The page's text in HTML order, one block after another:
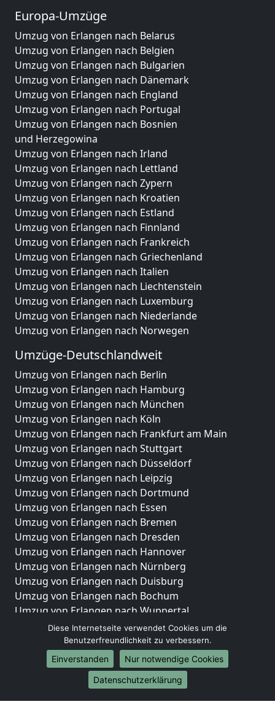
Europa-Umzüge
Umzug von Erlangen nach Belarus
Umzug von Erlangen nach Belgien
Umzug von Erlangen nach Bulgarien
Umzug von Erlangen nach Dänemark
Umzug von Erlangen nach England
Umzug von Erlangen nach Portugal
Umzug von Erlangen nach Bosnien
und Herzegowina
Umzug von Erlangen nach Irland
Umzug von Erlangen nach Lettland
Umzug von Erlangen nach Zypern
Umzug von Erlangen nach Kroatien
Umzug von Erlangen nach Estland
Umzug von Erlangen nach Finnland
Umzug von Erlangen nach Frankreich
Umzug von Erlangen nach Griechenland
Umzug von Erlangen nach Italien
Umzug von Erlangen nach Liechtenstein
Umzug von Erlangen nach Luxemburg
Umzug von Erlangen nach Niederlande
Umzug von Erlangen nach Norwegen
Umzüge-Deutschlandweit
Umzug von Erlangen nach Berlin
Umzug von Erlangen nach Hamburg
Umzug von Erlangen nach München
Umzug von Erlangen nach Köln
Umzug von Erlangen nach Frankfurt am Main
Umzug von Erlangen nach Stuttgart
Umzug von Erlangen nach Düsseldorf
Umzug von Erlangen nach Leipzig
Umzug von Erlangen nach Dortmund
Umzug von Erlangen nach Essen
Umzug von Erlangen nach Bremen
Umzug von Erlangen nach Dresden
Umzug von Erlangen nach Hannover
Umzug von Erlangen nach Nürnberg
Umzug von Erlangen nach Duisburg
Umzug von Erlangen nach Bochum
Umzug von Erlangen nach Wuppertal
Umzug von Erlangen nach Bielefeld
Umzug von Erlangen nach Bonn
Umzug von Erlangen nach Münster
Internationale-Umzüge
Umzug von Erlangen nach Brasilien
Diese Internetseite verwendet Cookies um die
Benutzerfreundlichkeit zu verbessern.
Einverstanden
Nur notwendige Cookies
Datenschutzerklärung